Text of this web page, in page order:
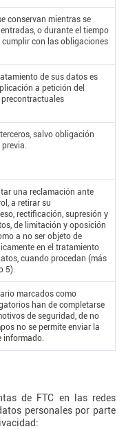
conservan mientras se
o durante el tiempo
con las obligaciones
de sus datos es
a petición del
salvo obligación
una reclamación ante
a retirar su
rectificación, supresión y
de limitación y oposición
a no ser objeto de
en el tratamiento
cuando procedan (más
5).
marcados como
han de completarse
de seguridad, de no
no se permite enviar la
informado.
de FTC en las redes
personales por parte